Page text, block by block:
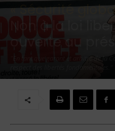
« Sécurité
Non à la loi
ouverte au
"En tant que garant et arbitre de la
Par Redaction - 14 décembre 2020